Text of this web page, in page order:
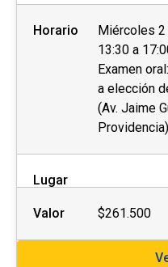
Horario
Miércoles
13:30 a
Examen
a elección
(Av. Jaime
Providencia)
Lugar
Valor $261.500